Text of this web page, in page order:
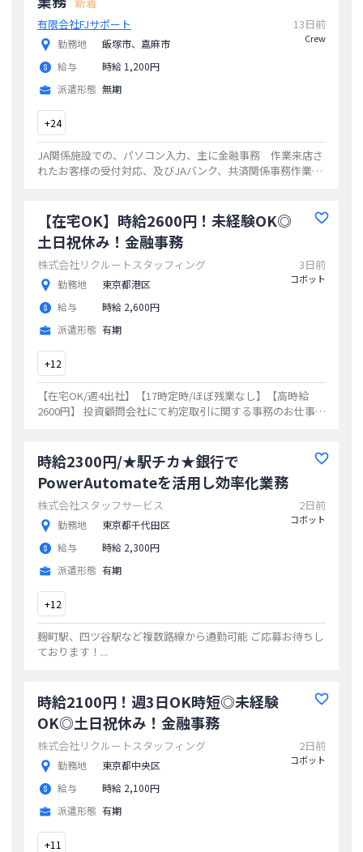
有限会社FJサポート
勤務地
飯塚市、嘉麻市
給与
時給 1,200円
派遣形態 無期
13日前
Crew
+24
JA関係施設での、パソコン入力、主に金融事務 作業来店さ
れたお客様の受付対応、及びJAバンク、共済関係事務作業未
【在宅OK】時給2600円！未経験OK◎
土日祝休み！金融事務
株式会社リクルートスタッフィング
勤務地
東京都港区
給与
時給 2,600円
派遣形態 有期
3日前
コボット
+12
【在宅OK/週4出社】【17時定時/ほぼ残業なし】【高時給
2600円】 投資顧問会社にて約定取引に関する事務のお仕事
時給2300円/★駅チカ★銀行で
PowerAutomateを活用し効率化業務
株式会社スタッフサービス
勤務地
東京都千代田区
給与
時給 2,300円
派遣形態 有期
2日前
コボット
+12
麹町駅、四ツ谷駅など複数路線から通勤可能 ご応募お待ちし
ております！ ...
時給2100円！週3日OK時短◎未経験
OK◎土日祝休み！金融事務
株式会社リクルートスタッフィング
勤務地
東京都中央区
給与
時給 2,100円
派遣形態 有期
2日前
コボット
+11